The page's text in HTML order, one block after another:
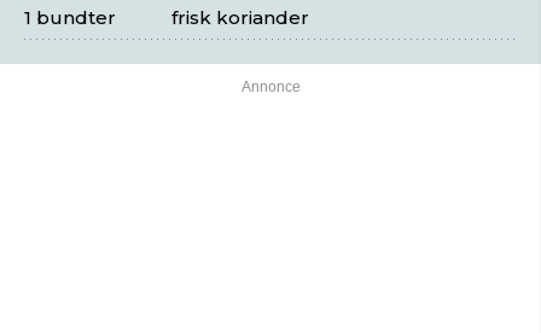
frisk koriander
1 bundter